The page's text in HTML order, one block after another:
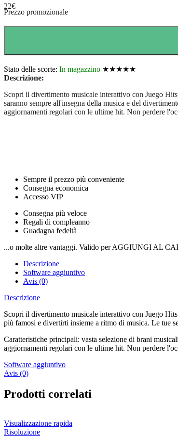
22€
Prezzo promozionale
Stato delle scorte: In magazzino ★★★★★
Descrizione:
Scopri il divertimento musicale interattivo con Juego
saranno sempre all'insegna della musica e del
aggiornamenti regolari con le ultime hit. Non perdere
Sempre il prezzo più conveniente
Consegna economica
Accesso VIP
Consegna più veloce
Regali di compleanno
Guadagna fedeltà
...o molte altre vantaggi. Valido per AGGIUNGI AL
Descrizione
Software aggiuntivo
Avis (0)
Descrizione
Scopri il divertimento musicale interattivo con Juego
più famosi e divertirti insieme a ritmo di musica. Le tue
Caratteristiche principali: vasta selezione di brani
aggiornamenti regolari con le ultime hit. Non perdere
Software aggiuntivo
Avis (0)
Prodotti correlati
Visualizzazione rapida
Risoluzione